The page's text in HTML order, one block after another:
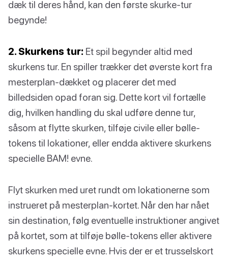
dæk til deres hånd, kan den første skurke-tur
begynde!
2. Skurkens tur: Et spil begynder altid med
skurkens tur. En spiller trækker det øverste kort fra
mesterplan-dækket og placerer det med
billedsiden opad foran sig. Dette kort vil fortælle
dig, hvilken handling du skal udføre denne tur,
såsom at flytte skurken, tilføje civile eller bølle-
tokens til lokationer, eller endda aktivere skurkens
specielle BAM! evne.
Flyt skurken med uret rundt om lokationerne som
instrueret på mesterplan-kortet. Når den har nået
sin destination, følg eventuelle instruktioner angivet
på kortet, som at tilføje bølle-tokens eller aktivere
skurkens specielle evne. Hvis der er et trusselskort